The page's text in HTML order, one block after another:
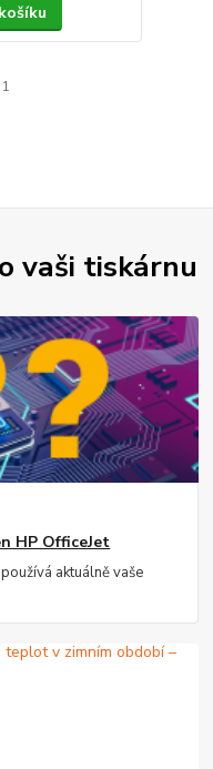
vaši tiskárnu
HP OfficeJet
aktuálně vaše